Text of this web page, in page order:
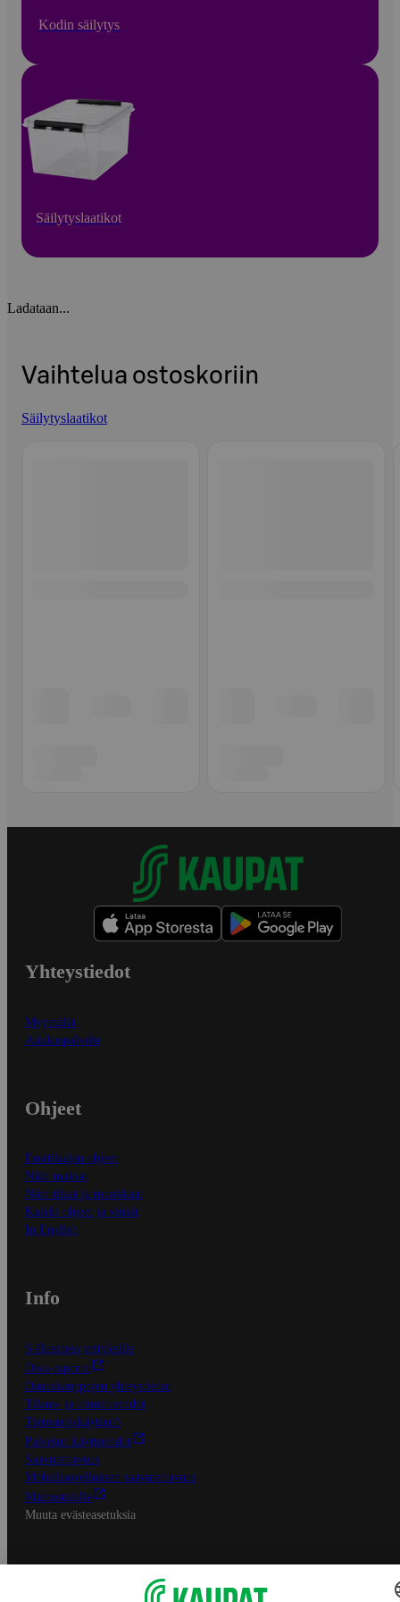
Kodin säilytys
Säilytyslaatikot
Ladataan...
Vaihtelua ostoskoriin
Säilytyslaatikot
Yhteystiedot
Myymälät
Asiakaspalvelu
Ohjeet
Ensitilaajan ohjeet
Näin maksat
Näin tilaat ja muokkaat
Kaikki ohjeet ja vinkit
In English
Info
S-Business yrityksille
Oiva-raportit
Osuuskauppojen yhteystiedot
Tilaus- ja toimitusehdot
Tietosuojakäytäntö
Palvelun käyttöehdot
Saavutettavuus
Mobiilisovelluksen saavutettavuus
Mainostajalle
Muuta evästeasetuksia
S-ryhmän palvelut